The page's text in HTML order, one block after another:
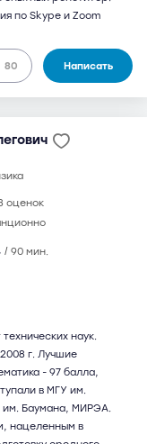
по Skype и Zoom
80 Написать
оценок
/ 90 мин.
наук.
г. Лучшие
- 97 балла,
в МГУ им.
Баумана, МИРЭА.
нацеленным в